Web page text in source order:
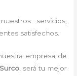
servicios,
satisfechos.
empresa de
, será tu mejor